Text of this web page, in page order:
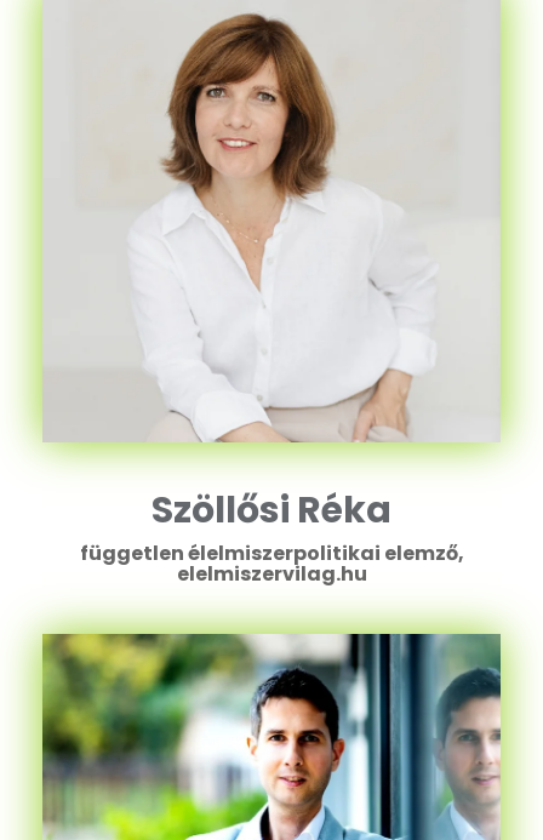
Szöllősi Réka
független élelmiszerpolitikai elemző,
elelmiszervilag.hu